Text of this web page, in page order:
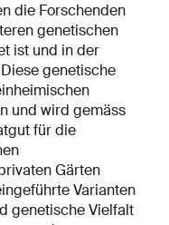
die Forschenden
genetischen
ist und in der
genetische
und wird gemäss
für die
Gärten
Varianten
genetische Vielfalt